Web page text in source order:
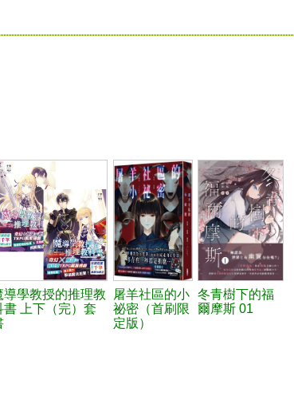
導學教授的推理教
書 上下（完）套
屠羊社區的小
祕密（首刷限
定版）
冬青樹下的福
爾摩斯 01